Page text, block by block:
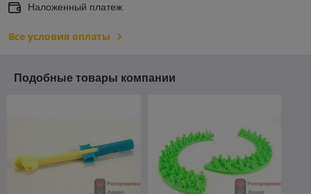
Наложенный платеж
Все условия оплаты
Подобные товары компании